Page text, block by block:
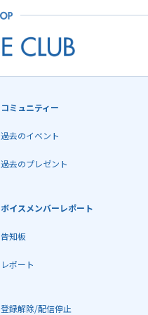
コミュニティー
過去のイベント
過去のプレゼント
ボイスメンバーレポート
告知板
レポート
登録解除/配信停止